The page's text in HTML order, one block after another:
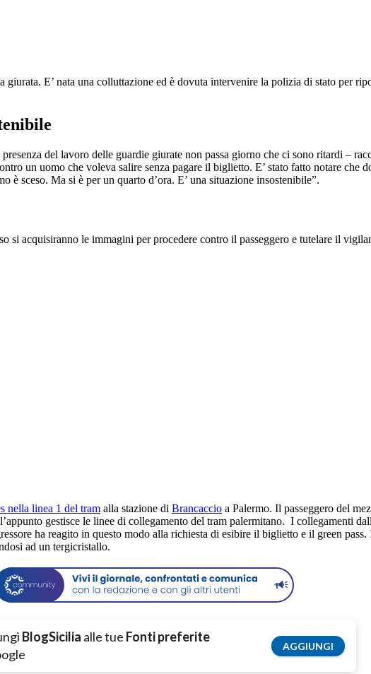
E’ nata una colluttazione ed è dovuta intervenire la polizia di stato per
del lavoro delle guardie giurate non passa giorno che ci sono ritardi –
un uomo che voleva salire senza pagare il biglietto. E’ stato fatto notare che
sceso. Ma si è per un quarto d’ora. E’ una situazione insostenibile”.
si acquisiranno le immagini per procedere contro il passeggero e tutelare il
nella linea 1 del tram alla stazione di Brancaccio a Palermo. Il passeggero del
gestisce le linee di collegamento del tram palermitano. I collegamenti
ha reagito in questo modo alla richiesta di esibire il biglietto e il green
ad un tergicristallo.
BlogSicilia alle tue Fonti preferite
AGGIUNGI